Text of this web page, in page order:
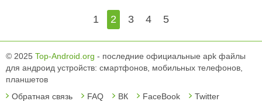
1 2 3 4 5
© 2025 Top-Android.org - последние официальные apk файлы
для андроид устройств: смартфонов, мобильных телефонов,
планшетов
Обратная связь
FAQ ВК FaceBook Twitter